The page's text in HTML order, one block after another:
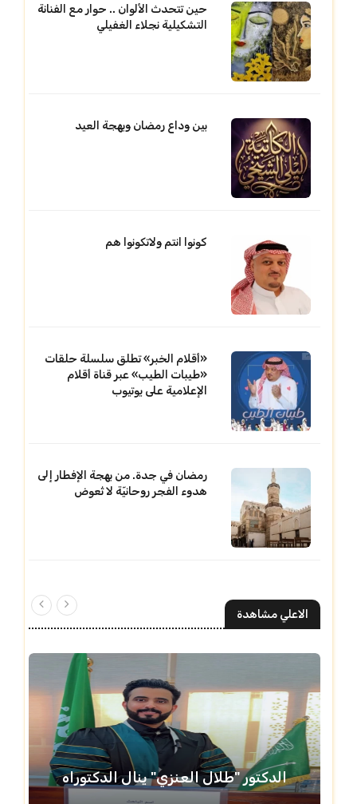
حين تتحدث الألوان .. حوار مع الفنانة
التشكيلية نجلاء الغفيلي
بين وداع رمضان وبهجة العيد
كونوا انتم ولاتكونوا هم
«أقلام الخبر» تطلق سلسلة حلقات
«طيبات الطيب» عبر قناة أقلام
الإعلامية على يوتيوب
رمضان في جدة. من بهجة الإفطار إلى
هدوء الفجر روحانيّة لا تُعوض
الاعلي مشاهدة
الدكتور "طلال العنزي" ينال الدكتوراه